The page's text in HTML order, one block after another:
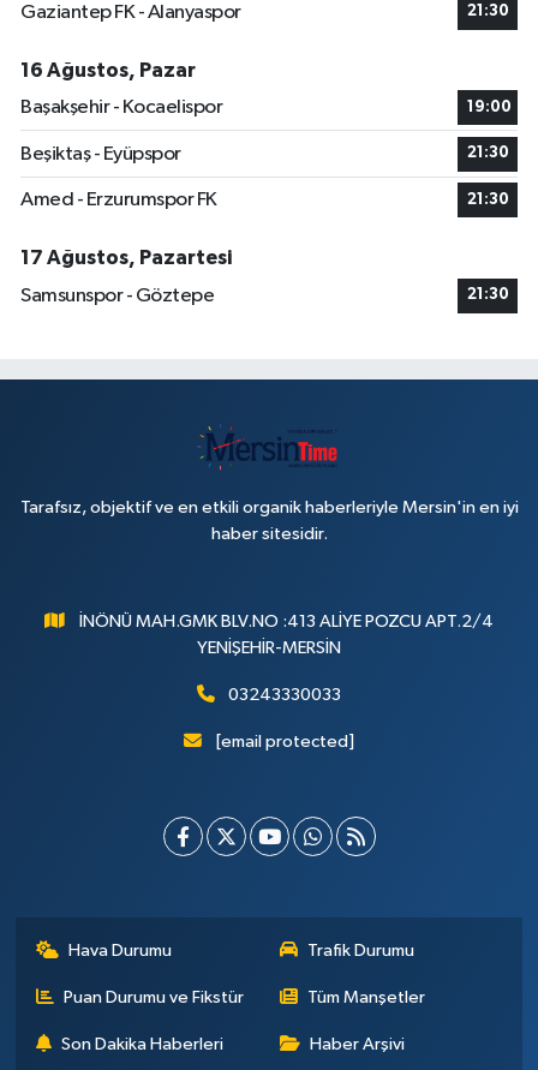
Gaziantep FK - Alanyaspor 21:30
16 Ağustos, Pazar
Başakşehir - Kocaelispor
19:00
Beşiktaş - Eyüpspor 21:30
Amed - Erzurumspor FK 21:30
17 Ağustos, Pazartesi
Samsunspor - Göztepe
21:30
Tarafsız, objektif ve en etkili organik haberleriyle Mersin'in en iyi
haber sitesidir.
İNÖNÜ MAH.GMK BLV.NO :413 ALİYE POZCU APT.2/4
YENİŞEHİR-MERSİN
03243330033
[email protected]
Hava Durumu Trafik Durumu
Puan Durumu ve Fikstür Tüm Manşetler
Son Dakika Haberleri Haber Arşivi